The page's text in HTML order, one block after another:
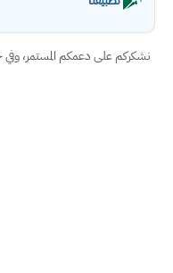
نشكركم على دعمكم المستمر، وفي